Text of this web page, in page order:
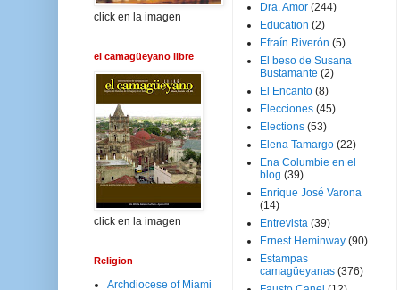
click en la imagen
el camagüeyano libre
click en la imagen
Religion
Archdiocese of Miami
Dra. Amor (244)
Education (2)
Efraín Riverón (5)
El beso de Susana
Bustamante (2)
El Encanto (8)
Elecciones (45)
Elections (53)
Elena Tamargo (22)
Ena Columbie en el
blog (39)
Enrique José Varona
(14)
Entrevista (39)
Ernest Heminway (90)
Estampas
camagüeyanas (376)